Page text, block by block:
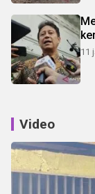
11
Video